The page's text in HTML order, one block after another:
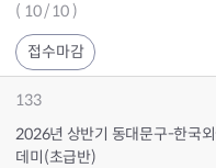
( 10 / 10 )
접수마감
133
2026년 상반기 동대문구-한국
데미(초급반)